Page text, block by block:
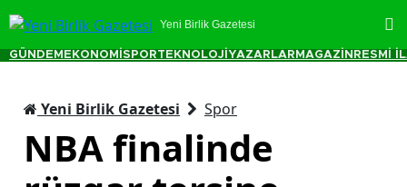
Yeni Birlik Gazetesi
GÜNDEM EKONOMİ SPORTEKNOLOJİ YAZARLAR MAGAZİN RESMİ
Yeni Birlik Gazetesi Spor
NBA finalinde